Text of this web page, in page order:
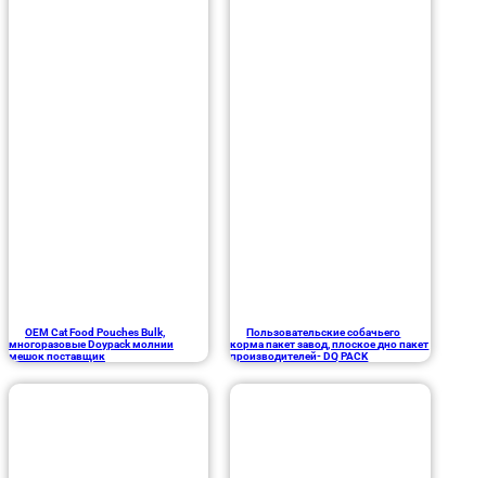
OEM Cat Food Pouches Bulk,
многоразовые Doypack молнии
мешок поставщик
Пользовательские собачьего
корма пакет завод, плоское дно пакет
производителей- DQ PACK